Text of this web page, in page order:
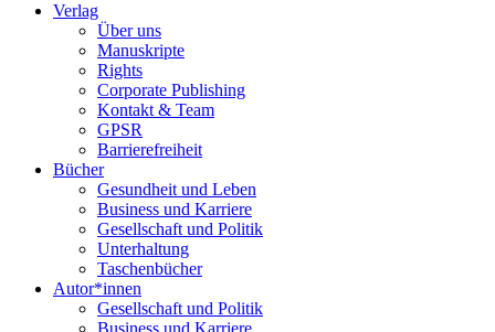
Verlag
Über uns
Manuskripte
Rights
Corporate Publishing
Kontakt & Team
GPSR
Barrierefreiheit
Bücher
Gesundheit und Leben
Business und Karriere
Gesellschaft und Politik
Unterhaltung
Taschenbücher
Autor*innen
Gesellschaft und Politik